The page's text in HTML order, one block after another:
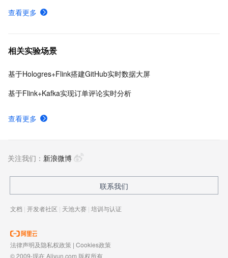
查看更多
相关实验场景
基于Hologres+Flink搭建GitHub实时数据大屏
基于Flink+Kafka实现订单评论实时分析
查看更多
关注我们： 新浪微博
联系我们
文档 | 开发者社区 | 天池大赛 | 培训与认证
法律声明及隐私权政策 | Cookies政策
© 2009-现在 Aliyun.com 版权所有